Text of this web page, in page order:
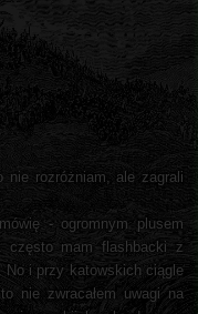
nie rozróżniam, ale zagrali
- ogromnym plusem
często mam flashbacki z
No i przy katowskich ciągle
nie zwracałem uwagi na